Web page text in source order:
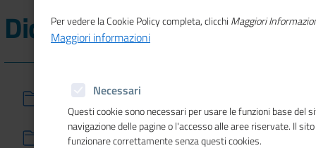
Dicono di noi
Maggio 2025
Aprile 2025
Per vedere la Cookie Policy completa, clicchi Maggiori
Maggiori informazioni
Necessari
Questi cookie sono necessari per usare le funzioni base del
navigazione delle pagine o l'accesso alle aree riservate. Il
funzionare correttamente senza questi cookies.